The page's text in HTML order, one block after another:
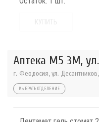
Аптека М5 3М,
г. Феодосия, ул.
ВЫБРАТЬ ОТДЕЛЕНИЕ